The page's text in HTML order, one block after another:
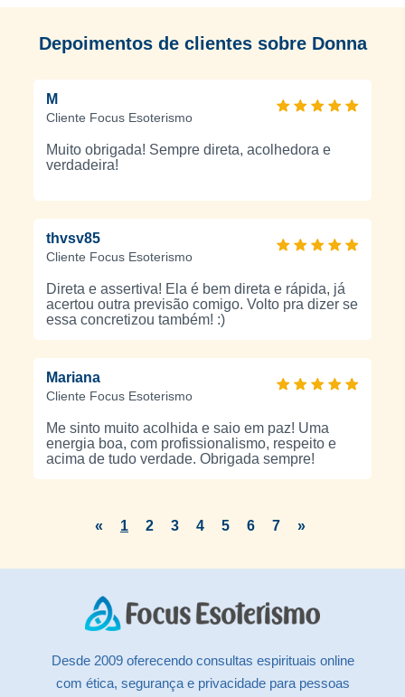
Depoimentos de clientes sobre Donna
M
Cliente Focus Esoterismo
Muito obrigada! Sempre direta, acolhedora e
verdadeira!
thvsv85
Cliente Focus Esoterismo
Direta e assertiva! Ela é bem direta e rápida, já
acertou outra previsão comigo. Volto pra dizer se
essa concretizou também! :)
Mariana
Cliente Focus Esoterismo
Me sinto muito acolhida e saio em paz! Uma
energia boa, com profissionalismo, respeito e
acima de tudo verdade. Obrigada sempre!
« 1 2 3 4 5 6 7 »
Desde 2009 oferecendo consultas espirituais online
com ética, segurança e privacidade para pessoas